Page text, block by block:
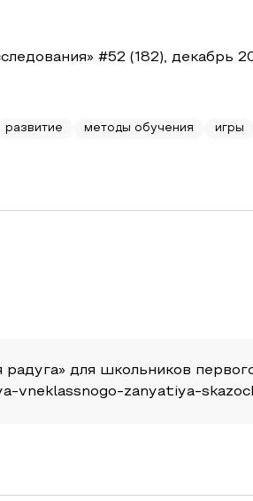
#52 (182), декабрь
развитие методы обучения игры
радуга» для школьников
vneklassnogo-zanyatiya-